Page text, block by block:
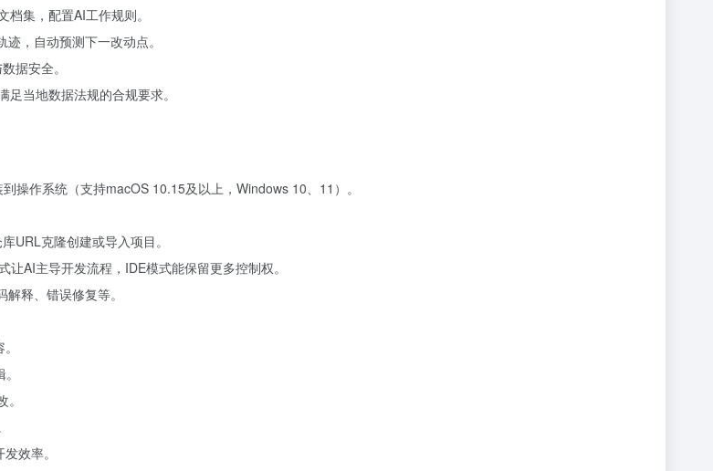
集，配置AI工作规则。
，自动预测下一改动点。
据安全。
当地数据法规的合规要求。
操作系统（支持macOS 10.15及以上，Windows 10、11）。
URL克隆创建或导入项目。
AI主导开发流程，IDE模式能保留更多控制权。
释、错误修复等。
效率。